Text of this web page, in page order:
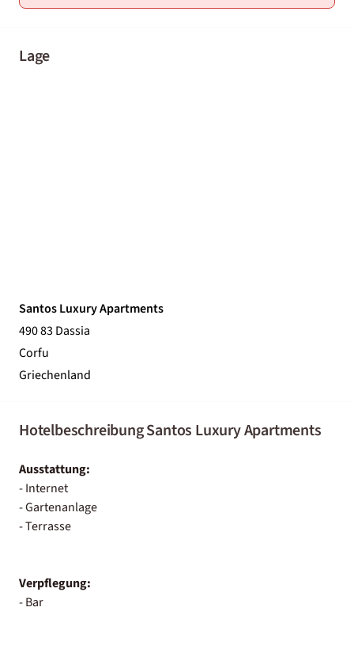
Lage
Santos Luxury Apartments
490 83 Dassia
Corfu
Griechenland
Hotelbeschreibung Santos Luxury Apartments
Ausstattung:
- Internet
- Gartenanlage
- Terrasse
Verpflegung:
- Bar